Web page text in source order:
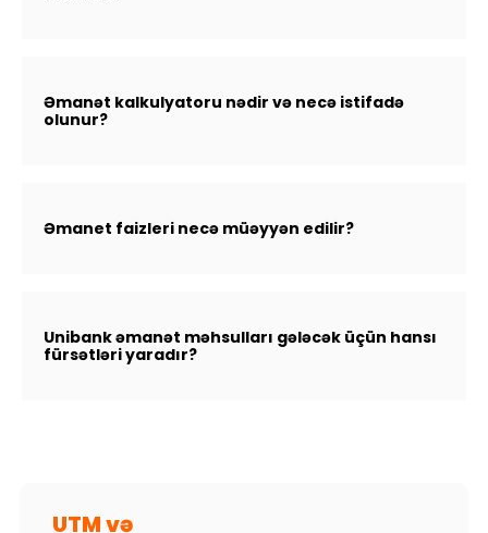
Əmanət kalkulyatoru nədir və necə istifadə
olunur?
Əmanet faizleri necə müəyyən edilir?
Unibank əmanət məhsulları gələcək üçün hansı
fürsətləri yaradır?
UTM və